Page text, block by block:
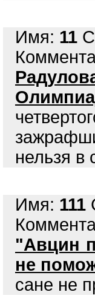
Имя: 11
нельзя в
Имя: 111
"Авцин
не
сане не